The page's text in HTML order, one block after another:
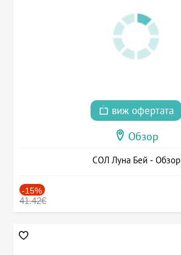
виж офертата
Обзор
СОЛ Луна Бей - Обзор
-15%
41.42€